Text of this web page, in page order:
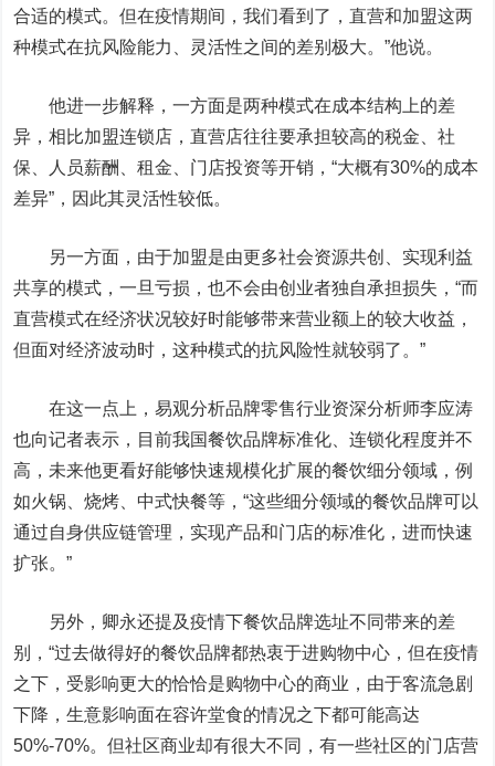
合适的模式。但在疫情期间，我们看到了，直营和加盟这两
种模式在抗风险能力、灵活性之间的差别极大。”他说。
他进一步解释，一方面是两种模式在成本结构上的差
异，相比加盟连锁店，直营店往往要承担较高的税金、社
保、人员薪酬、租金、门店投资等开销，“大概有30%的成本
差异”，因此其灵活性较低。
另一方面，由于加盟是由更多社会资源共创、实现利益
共享的模式，一旦亏损，也不会由创业者独自承担损失，“而
直营模式在经济状况较好时能够带来营业额上的较大收益，
但面对经济波动时，这种模式的抗风险性就较弱了。”
在这一点上，易观分析品牌零售行业资深分析师李应涛
也向记者表示，目前我国餐饮品牌标准化、连锁化程度并不
高，未来他更看好能够快速规模化扩展的餐饮细分领域，例
如火锅、烧烤、中式快餐等，“这些细分领域的餐饮品牌可以
通过自身供应链管理，实现产品和门店的标准化，进而快速
扩张。”
另外，卿永还提及疫情下餐饮品牌选址不同带来的差
别，“过去做得好的餐饮品牌都热衷于进购物中心，但在疫情
之下，受影响更大的恰恰是购物中心的商业，由于客流急剧
下降，生意影响面在容许堂食的情况之下都可能高达
50%-70%。但社区商业却有很大不同，有一些社区的门店营